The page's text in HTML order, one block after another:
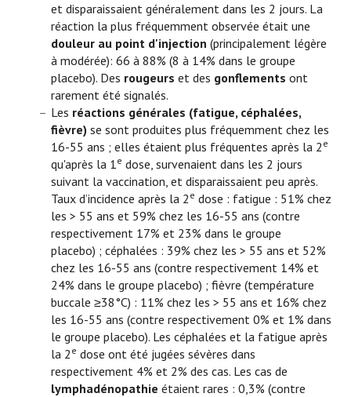
et disparaissaient généralement dans les 2 jours. La
réaction la plus fréquemment observée était une
douleur au point d'injection (principalement légère
à modérée): 66 à 88% (8 à 14% dans le groupe
placebo). Des rougeurs et des gonflements ont
rarement été signalés.
Les réactions générales (fatigue, céphalées,
fièvre) se sont produites plus fréquemment chez les
16-55 ans ; elles étaient plus fréquentes après la 2 e
qu'après la 1e dose, survenaient dans les 2 jours
suivant la vaccination, et disparaissaient peu après.
Taux d’incidence après la 2 e dose : fatigue : 51% chez
les > 55 ans et 59% chez les 16-55 ans (contre
respectivement 17% et 23% dans le groupe
placebo) ; céphalées : 39% chez les > 55 ans et 52%
chez les 16-55 ans (contre respectivement 14% et
24% dans le groupe placebo) ; fièvre (température
buccale ≥38°C) : 11% chez les > 55 ans et 16% chez
les 16-55 ans (contre respectivement 0% et 1% dans
le groupe placebo). Les céphalées et la fatigue après
la 2 e dose ont été jugées sévères dans
respectivement 4% et 2% des cas. Les cas de
lymphadénopathie étaient rares : 0,3% (contre